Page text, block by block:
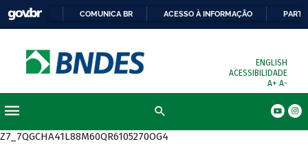
COMUNICA BR ACESSO À INFORMAÇÃO
ENGLISH
ACESSIBILIDADE
A+ A-
Z7_7QGCHA41L88M60QR6105270OG4